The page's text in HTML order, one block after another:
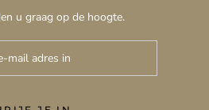
u graag op de hoogte.